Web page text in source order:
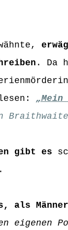
. Da
Braithwaite
gibt es
.
als
eigenen